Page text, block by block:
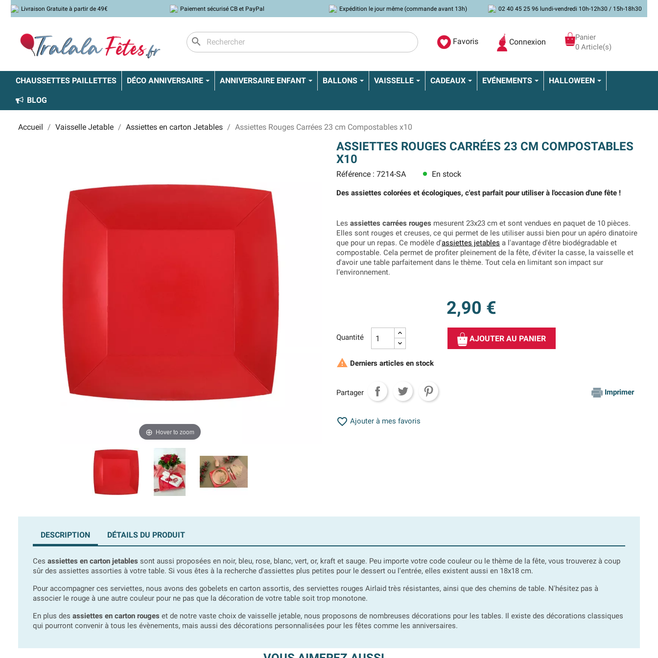
Livraison Gratuite à partir de 49€ Paiement sécurisé CB et PayPal Expédition le jour même (commande avant 13h) 02 40 45 25 96 lundi-vendredi 10h-12h30 / 15h-18h30
search Favoris Connexion
Panier
0 Article(s)
CHAUSSETTES PAILLETTES DÉCO ANNIVERSAIRE ANNIVERSAIRE ENFANT BALLONS VAISSELLE CADEAUX EVÉNEMENTS HALLOWEEN
BLOG
Accueil Vaisselle Jetable Assiettes en carton Jetables Assiettes Rouges Carrées 23 cm Compostables x10
Hover to zoom
ASSIETTES ROUGES CARRÉES 23 CM COMPOSTABLES
X10
Référence : 7214-SA lens En stock
Des assiettes colorées et écologiques, c'est parfait pour utiliser à l'occasion d'une fête !
Les assiettes carrées rouges mesurent 23x23 cm et sont vendues en paquet de 10 pièces.
Elles sont rouges et creuses, ce qui permet de les utiliser aussi bien pour un apéro dinatoire
que pour un repas. Ce modèle d'assiettes jetables a l'avantage d'être biodégradable et
compostable. Cela permet de profiter pleinement de la fête, d'éviter la casse, la vaisselle et
d'avoir une table parfaitement dans le thème. Tout cela en limitant son impact sur
l’environnement.
2,90 €
Quantité AJOUTER AU PANIER
 Derniers articles en stock
Partager Imprimer
 Ajouter à mes favoris
DESCRIPTION DÉTAILS DU PRODUIT
Ces assiettes en carton jetables sont aussi proposées en noir, bleu, rose, blanc, vert, or, kraft et sauge. Peu importe votre code couleur ou le thème de la fête, vous trouverez à coup
sûr des assiettes assorties à votre table. Si vous êtes à la recherche d'assiettes plus petites pour le dessert ou l'entrée, elles existent aussi en 18x18 cm.
Pour accompagner ces serviettes, nous avons des gobelets en carton assortis, des serviettes rouges Airlaid très résistantes, ainsi que des chemins de table. N'hésitez pas à
associer le rouge à une autre couleur pour ne pas que la décoration de votre table soit trop monotone.
En plus des assiettes en carton rouges et de notre vaste choix de vaisselle jetable, nous proposons de nombreuses décorations pour les tables. Il existe des décorations classiques
qui pourront convenir à tous les évènements, mais aussi des décorations personnalisées pour les fêtes comme les anniversaires.